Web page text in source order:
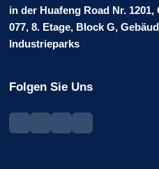
in der Huafeng Road Nr.
077, 8. Etage, Block G,
Industrieparks
Folgen Sie Uns